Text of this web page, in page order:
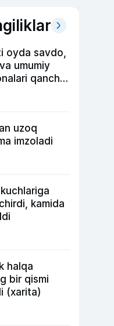
oyda savdo,
umumiy
qancha
uzoq
imzoladi
kamida
halqa
bir qismi
(xarita)